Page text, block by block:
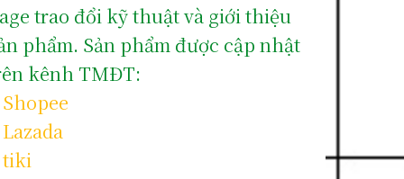
trao đổi kỹ thuật và giới thiệu
phẩm. Sản phẩm được cập nhật
kênh TMĐT:
Shopee
Lazada
tiki